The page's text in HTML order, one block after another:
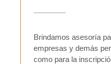
Brindamos asesoría
empresas y demás
como para la